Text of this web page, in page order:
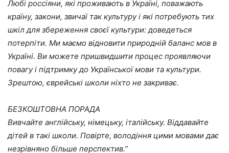
Любі россіяни, які проживають в Україні, поважають
країну, закони, звичаї так культуру і які потребують тих
шкіл для збереження своєї культури: доведеться
потерпіти. Ми маємо відновити природній баланс мов в
Україні. Ви можете пришвидшити процес проявляючи
повагу і підтримку до Української мови та культури.
Зрештою, єврейські школи ніхто не закриває.
БЕЗКОШТОВНА ПОРАДА
Вивчайте англійську, німецьку, італійську. Віддавайте
дітей в такі школи. Повірте, володіння цими мовами дає
незрівняно більше перспектив.”